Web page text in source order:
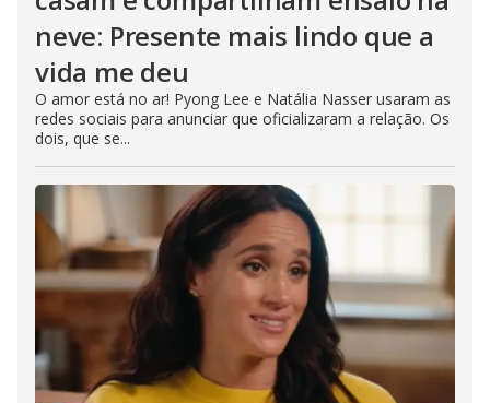
neve: Presente mais lindo que a
vida me deu
O amor está no ar! Pyong Lee e Natália Nasser usaram as
redes sociais para anunciar que oficializaram a relação. Os
dois, que se...